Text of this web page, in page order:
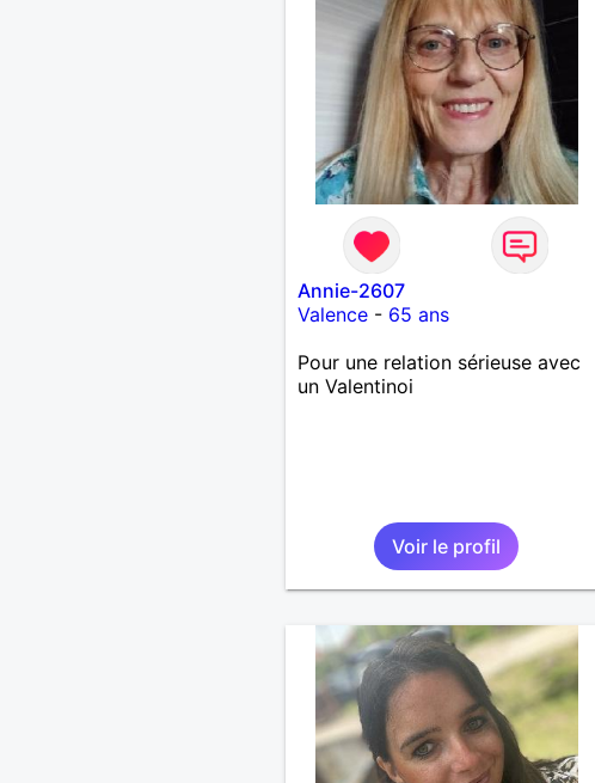
Annie-2607
Valence- 65 ans
Pour une relation sérieuse avec
un Valentinoi
Voir le profil